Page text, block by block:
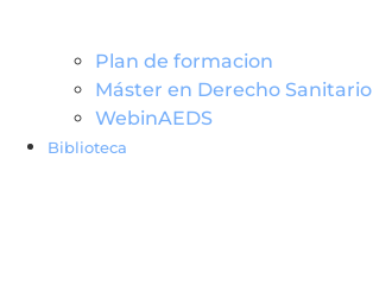
Plan de formacion
Máster en Derecho Sanitario
WebinAEDS
Biblioteca